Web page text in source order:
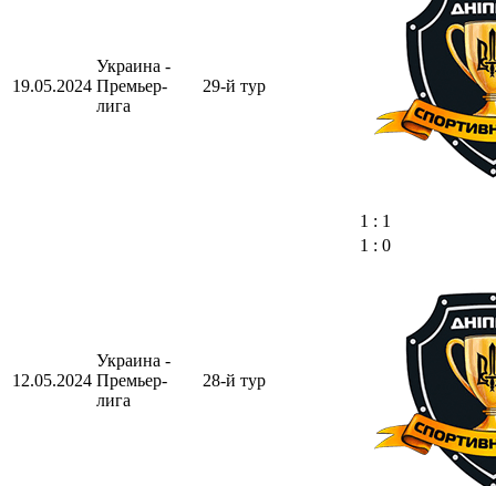
19.05.2024
Украина -
Премьер-
лига
29-й тур
1 : 1
12.05.2024
Украина -
Премьер-
лига
28-й тур
1 : 0